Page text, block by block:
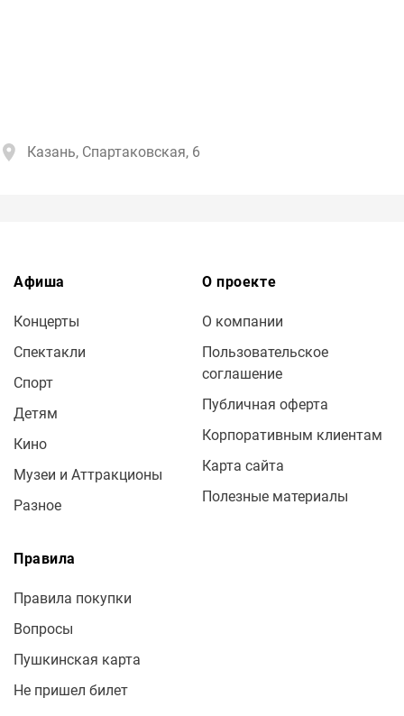
Казань, Спартаковская, 6
Афиша
Концерты
Спектакли
Спорт
Детям
Кино
Музеи и Аттракционы
Разное
О проекте
О компании
Пользовательское
соглашение
Публичная оферта
Корпоративным клиентам
Карта сайта
Полезные материалы
Правила
Правила покупки
Вопросы
Пушкинская карта
Не пришел билет